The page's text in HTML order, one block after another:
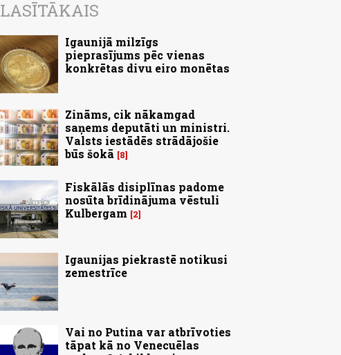
LASĪTĀKAIS
Igaunijā milzīgs
pieprasījums pēc vienas
konkrētas divu eiro monētas
Zināms, cik nākamgad
saņems deputāti un ministri.
Valsts iestādēs strādājošie
būs šokā
8
Fiskālās disiplīnas padome
nosūta brīdinājuma vēstuli
Kulbergam
2
Igaunijas piekrastē notikusi
zemestrīce
Vai no Putina var atbrīvoties
tāpat kā no Venecuēlas